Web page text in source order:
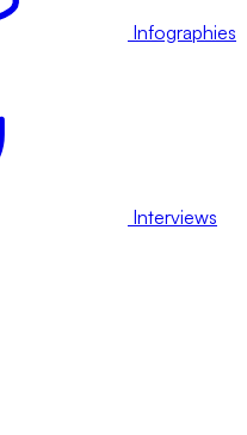
Infographies
Interviews